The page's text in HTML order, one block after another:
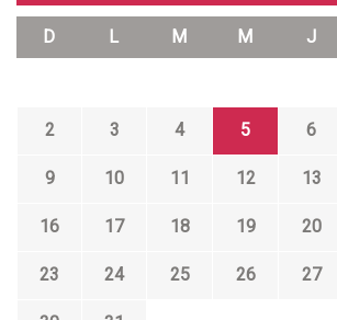
D L M M J
2 3 4 5 6
9 10 11 12 13
16 17 18 19 20
23 24 25 26 27